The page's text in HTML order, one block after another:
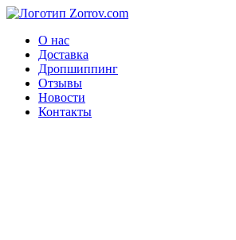
О нас
Доставка
Дропшиппинг
Отзывы
Новости
Контакты